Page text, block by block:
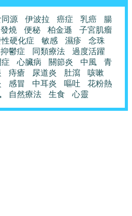
源 伊波拉 癌症 乳癌
腸
發燒
便秘 柏金遜
子宮肌瘤
硬化症
敏感 濕疹
念珠
抑鬱症
同類療法
過度活躍
心臟病 關節炎 中風
青
痔瘡 尿道炎 肚瀉
咳嗽
感冒 中耳炎 嘔吐
花粉熱
自然療法 生食 心靈